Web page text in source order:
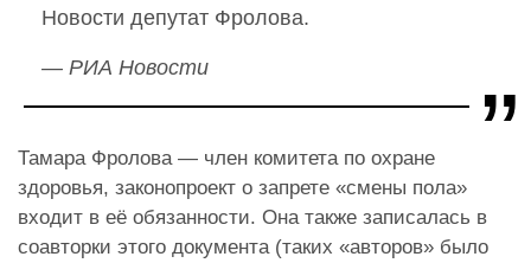
Новости депутат Фролова.
— РИА Новости
Тамара Фролова — член комитета по охране
здоровья, законопроект о запрете «смены пола»
входит в её обязанности. Она также записалась в
соавторки этого документа (таких «авторов» было